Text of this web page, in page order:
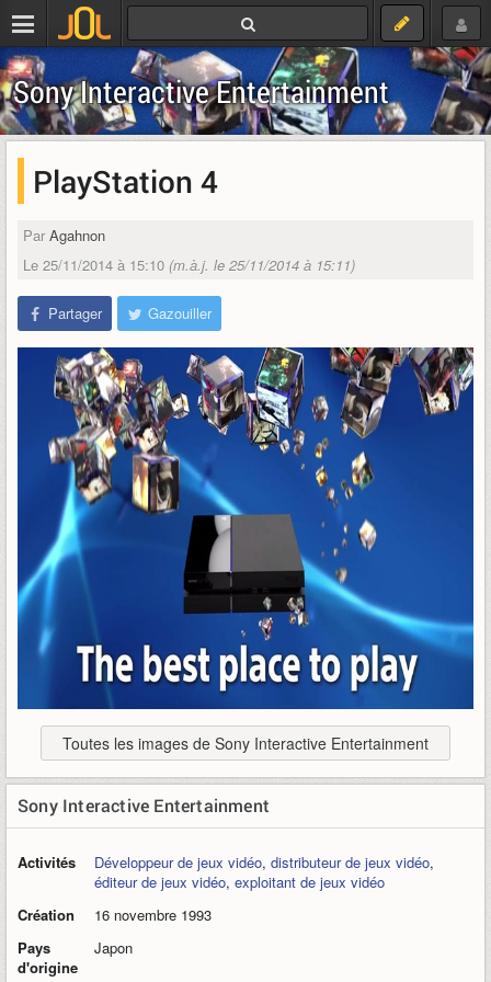
Sony Interactive Entertainment
PlayStation 4
Par Agahnon
Le 25/11/2014 à 15:10 (m.à.j. le 25/11/2014 à 15:11)
Partager Gazouiller
Toutes les images de Sony Interactive Entertainment
Sony Interactive Entertainment
Activités Développeur de jeux vidéo, distributeur de jeux vidéo,
éditeur de jeux vidéo, exploitant de jeux vidéo
Création
16 novembre 1993
Pays
d'origine
Japon